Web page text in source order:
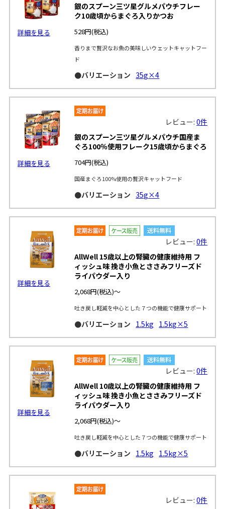
詳細を見る
銀のスプーン三ツ星グルメパウチフレー
ク10歳頃からまぐろ入りかつお
528円(税込)
香りまで贅沢なお魚の美味しいウェットキャットフー
ド
●バリエーション 35g×4
詳細を見る
レビュー:0件
銀のスプーン三ツ星グルメパウチ国産ま
ぐろ100％使用フレーク15歳頃からまぐろ
704円(税込)
国産まぐろ100%使用の贅沢キャットフード
●バリエーション 35g×4
詳細を見る
レビュー:0件
AllWell 15歳以上の腎臓の健康維持用 フ
ィッシュ味 挽き小魚とささみフリーズド
ライパウダー入り
2,068円(税込)～
吐き戻し軽減を中心とした７つの機能で健康サポート
●バリエーション 1.5kg 1.5kg×5
詳細を見る
レビュー:0件
AllWell 10歳以上の腎臓の健康維持用 フ
ィッシュ味 挽き小魚とささみフリーズド
ライパウダー入り
2,068円(税込)～
吐き戻し軽減を中心とした７つの機能で健康サポート
●バリエーション 1.5kg 1.5kg×5
レビュー:0件